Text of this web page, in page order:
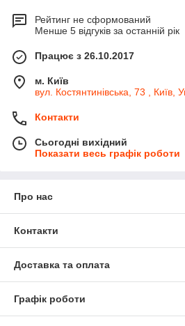
Рейтинг не сформований
Менше 5 відгуків за останній рік
Працює з 26.10.2017
м. Київ
вул. Костянтинівська, 73 , Київ,
Контакти
Сьогодні вихідний
Показати весь графік роботи
Про нас
Контакти
Доставка та оплата
Графік роботи